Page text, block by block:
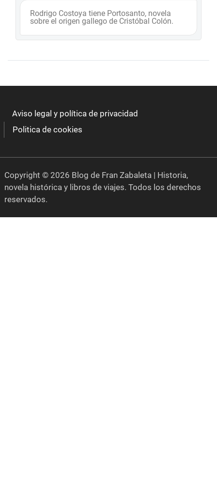
Rodrigo Costoya tiene Portosanto, novela
sobre el origen gallego de Cristóbal Colón.
Aviso legal y política de privacidad
Politica de cookies
Copyright © 2026 Blog de Fran Zabaleta | Historia,
novela histórica y libros de viajes. Todos los derechos
reservados.